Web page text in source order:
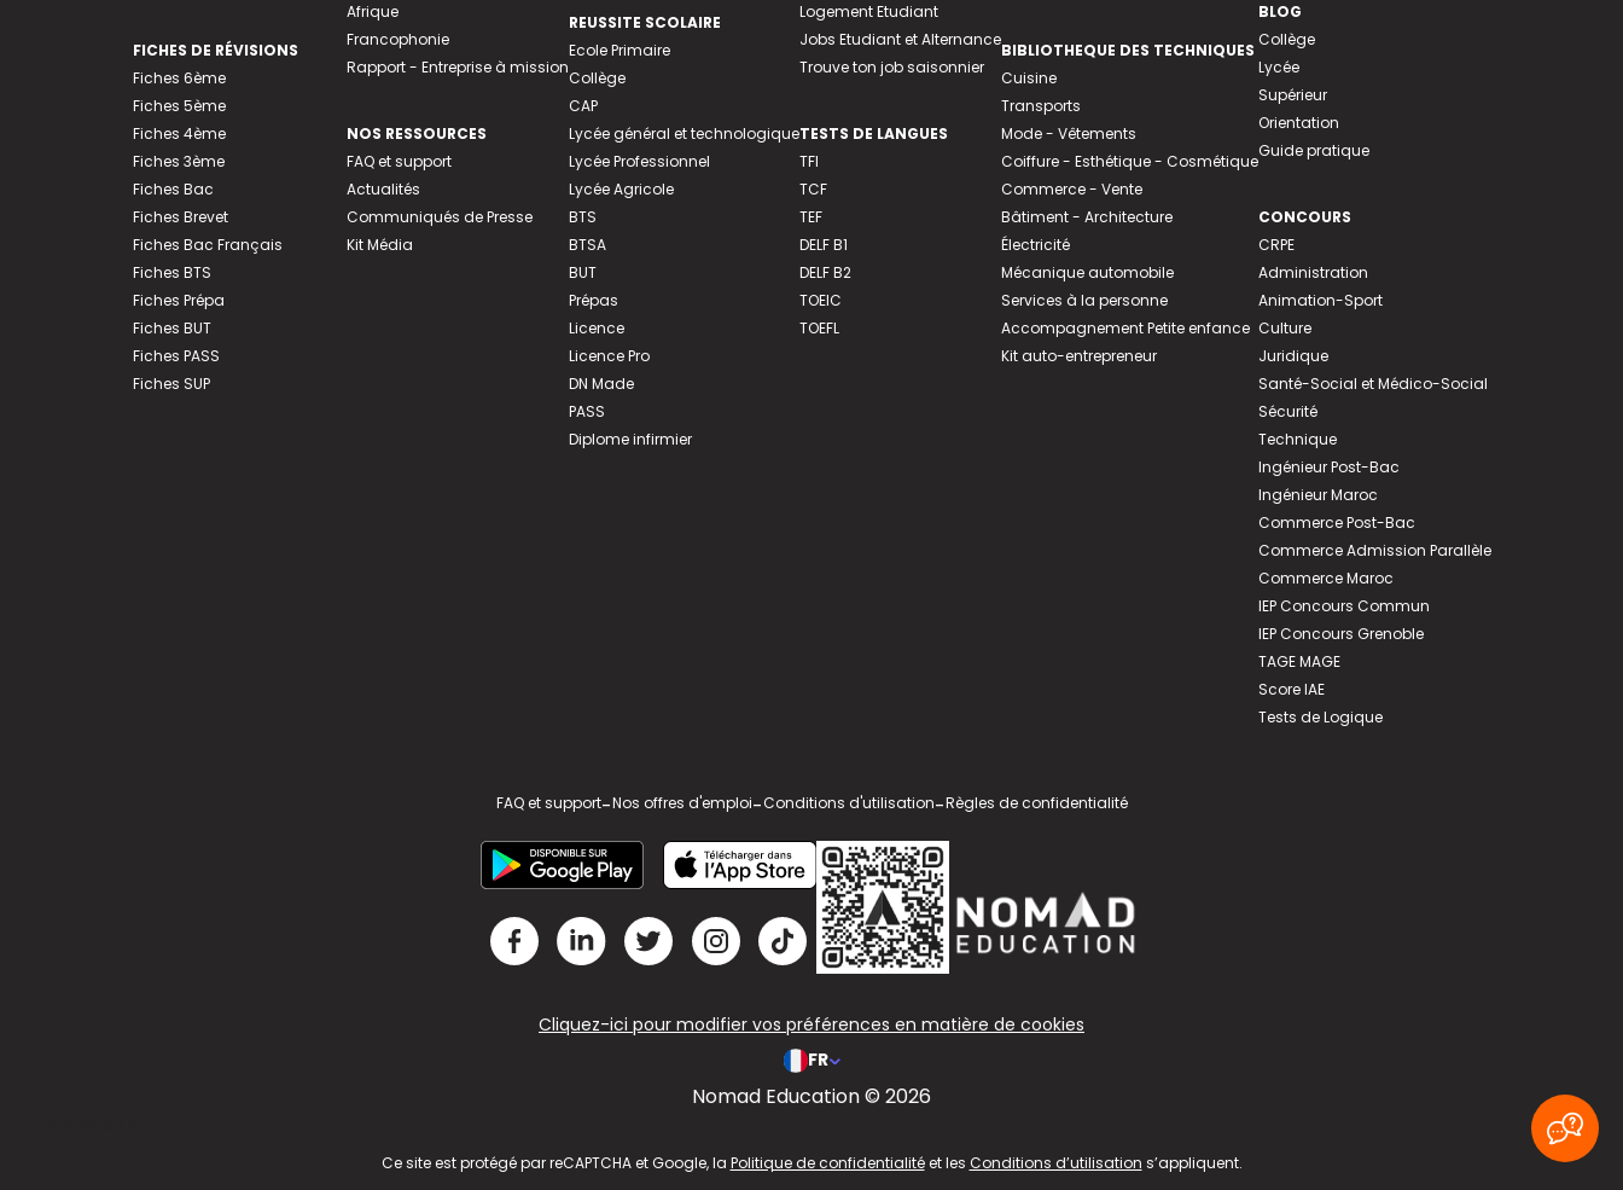
FICHES DE RÉVISIONS
Fiches 6ème
Fiches 5ème
Fiches 4ème
Fiches 3ème
Fiches Bac
Fiches Brevet
Fiches Bac Français
Fiches BTS
Fiches Prépa
Fiches BUT
Fiches PASS
Fiches SUP
Afrique
Francophonie
Rapport - Entreprise à mission
NOS RESSOURCES
FAQ et support
Actualités
Communiqués de Presse
Kit Média
REUSSITE SCOLAIRE
Ecole Primaire
Collège
CAP
Lycée général et technologique
Lycée Professionnel
Lycée Agricole
BTS
BTSA
BUT
Prépas
Licence
Licence Pro
DN Made
PASS
Diplome infirmier
Logement Etudiant
Jobs Etudiant et Alternance
Trouve ton job saisonnier
TESTS DE LANGUES
TFI
TCF
TEF
DELF B1
DELF B2
TOEIC
TOEFL
BIBLIOTHEQUE DES TECHNIQUES
Cuisine
Transports
Mode - Vêtements
Coiffure - Esthétique - Cosmétique
Commerce - Vente
Bâtiment - Architecture
Électricité
Mécanique automobile
Services à la personne
Accompagnement Petite enfance
Kit auto-entrepreneur
BLOG
Collège
Lycée
Supérieur
Orientation
Guide pratique
CONCOURS
CRPE
Administration
Animation-Sport
Culture
Juridique
Santé-Social et Médico-Social
Sécurité
Technique
Ingénieur Post-Bac
Ingénieur Maroc
Commerce Post-Bac
Commerce Admission Parallèle
Commerce Maroc
IEP Concours Commun
IEP Concours Grenoble
TAGE MAGE
Score IAE
Tests de Logique
FAQ et support-Nos offres d'emploi-Conditions d'utilisation-Règles de confidentialité
Cliquez-ici pour modifier vos préférences en matière de cookies
FR
Nomad Education © 2026
Ce site est protégé par reCAPTCHA et Google, la Politique de confidentialitéet les Conditions d’utilisation s’appliquent.